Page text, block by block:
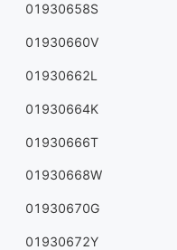
01930658S
01930660V
01930662L
01930664K
01930666T
01930668W
01930670G
01930672Y